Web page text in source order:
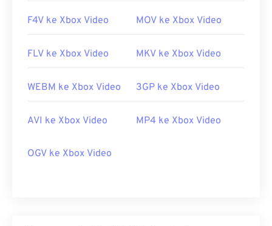
F4V ke Xbox Video MOV ke Xbox Video
FLV ke Xbox Video MKV ke Xbox Video
WEBM ke Xbox Video 3GP ke Xbox Video
AVI ke Xbox Video MP4 ke Xbox Video
OGV ke Xbox Video